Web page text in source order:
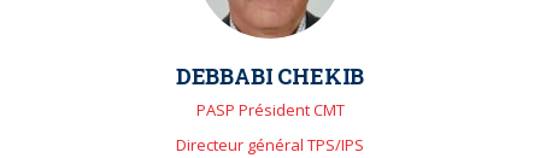
DEBBABI CHEKIB
PASP Président CMT
Directeur général TPS/IPS